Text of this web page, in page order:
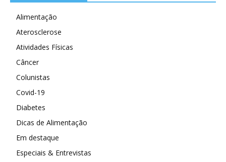
Alimentação
Aterosclerose
Atividades Físicas
Câncer
Colunistas
Covid-19
Diabetes
Dicas de Alimentação
Em destaque
Especiais & Entrevistas